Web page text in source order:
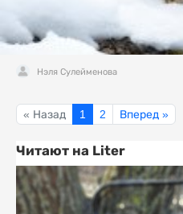
Нэля Сулейменова
« Назад 1 2 Вперед »
Читают на Liter